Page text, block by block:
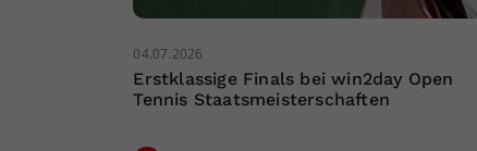
04.07.2026
Erstklassige Finals bei win2day Open
Tennis Staatsmeisterschaften